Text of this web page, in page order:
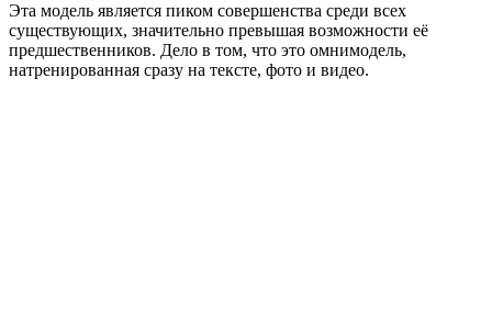
Эта модель является пиком совершенства среди всех
существующих, значительно превышая возможности её
предшественников. Дело в том, что это омнимодель,
натренированная сразу на тексте, фото и видео.